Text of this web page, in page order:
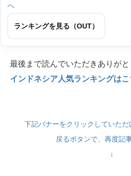
ランキングを見る（OUT）
最後まで読んでいただきありが
インドネシア人気ランキングは
下記バナーをクリックしていた
戻るボタンで、再度記
↓